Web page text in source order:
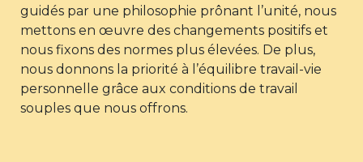
guidés par une philosophie prônant l’unité, nous
mettons en œuvre des changements positifs et
nous fixons des normes plus élevées. De plus,
nous donnons la priorité à l’équilibre travail-vie
personnelle grâce aux conditions de travail
souples que nous offrons.